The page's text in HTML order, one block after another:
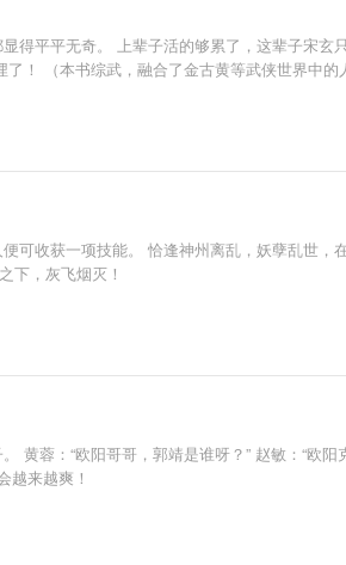
得平平无奇。 上辈子活的够累了，这辈子宋
！ （本书综武，融合了金古黄等武侠世界中的
可收获一项技能。 恰逢神州离乱，妖孽乱世
下，灰飞烟灭！
蓉：“欧阳哥哥，郭靖是谁呀？” 赵敏：“欧
越来越爽！